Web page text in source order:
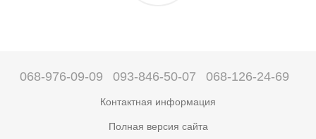
068-976-09-09 093-846-50-07 068-126-24-69
Контактная информация
Полная версия сайта